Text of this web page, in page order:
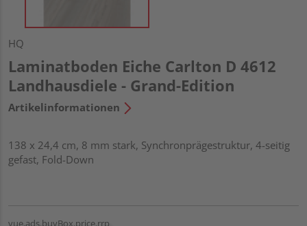
HQ
Laminatboden Eiche Carlton D 4612
Landhausdiele - Grand-Edition
Artikelinformationen
138 x 24,4 cm, 8 mm stark, Synchronprägestruktur, 4-seitig
gefast, Fold-Down
vue.ads.buyBox.price.rrp